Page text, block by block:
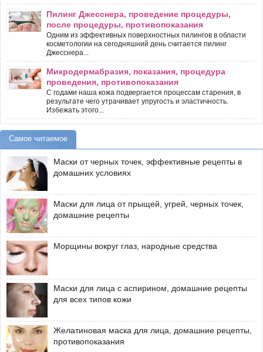
Пилинг Джесснера, проведение процедуры,
после процедуры, противопоказания
Одним из эффективных поверхностных пилингов в области
косметологии на сегодняшний день считается пилинг
Джесснера...
Микродермабразия, показания, процедура
проведения, противопоказания
С годами наша кожа подвергается процессам старения, в
результате чего утрачивает упругость и эластичность.
Избежать этого...
Самое читаемое
Маски от черных точек, эффективные рецепты в
домашних условиях
Маски для лица от прыщей, угрей, черных точек,
домашние рецепты
Морщины вокруг глаз, народные средства
Маски для лица с аспирином, домашние рецепты
для всех типов кожи
Желатиновая маска для лица, домашние рецепты,
противопоказания